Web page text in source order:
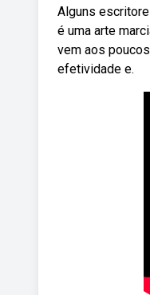
Alguns
é uma arte
vem aos
efetividade e.